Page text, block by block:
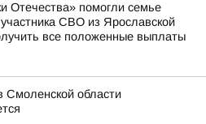
Отечества» помогли семье
СВО из Ярославской
все положенные выплаты
Смоленской области